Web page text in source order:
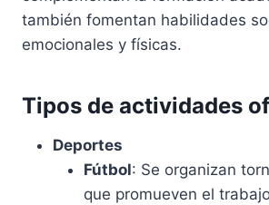
también fomentan habilidades
emocionales y físicas.
Tipos de actividades
Deportes
Fútbol: Se organizan
que promueven el